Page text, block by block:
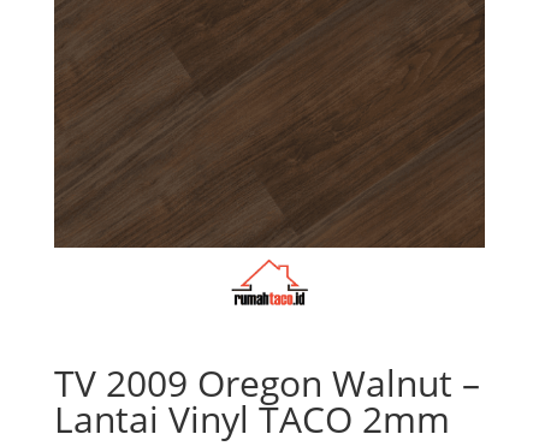
TV 2009 Oregon Walnut –
Lantai Vinyl TACO 2mm